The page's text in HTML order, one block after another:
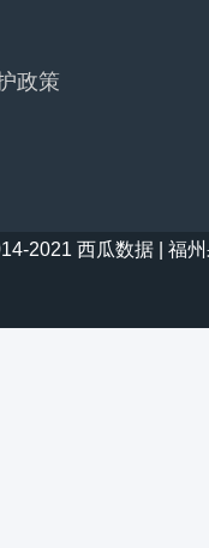
政策
2021 西瓜数据 | 福